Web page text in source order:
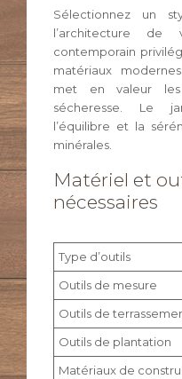
Sélectionnez un
l’architecture
contemporain
matériaux
met en valeur
sécheresse. Le
l’équilibre et la
minérales.
Matériel et
nécessaires
Type d’outils
Outils de mesure
Outils de
Outils de plantation
Matériaux de